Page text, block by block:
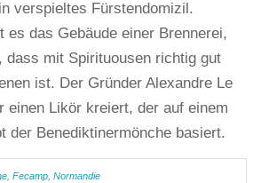
verspieltes Fürstendomizil.
es das Gebäude einer Brennerei,
dass mit Spirituousen richtig gut
ist. Der Gründer Alexandre Le
einen Likör kreiert, der auf einem
der Benediktinermönche basiert.